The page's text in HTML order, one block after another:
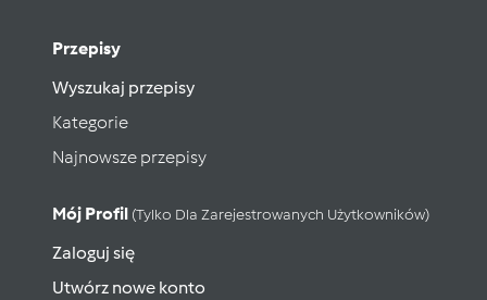
Przepisy
Wyszukaj przepisy
Kategorie
Najnowsze przepisy
Mój Profil (tylko Dla Zarejestrowanych Użytkowników)
Zaloguj się
Utwórz nowe konto